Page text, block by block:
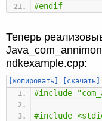
#endif
Теперь
ndkexample.cpp:
[копировать] [скачать]
#include
#include